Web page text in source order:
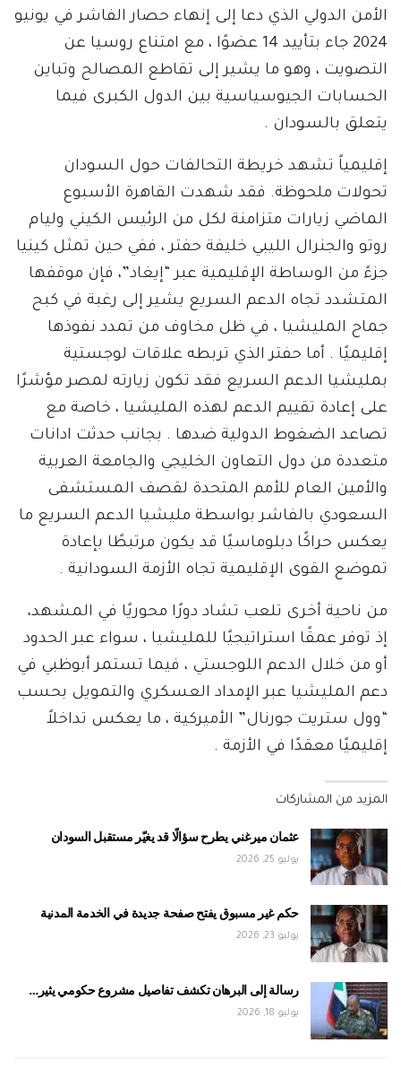
الأمن الدولي الذي دعا إلى إنهاء حصار الفاشر في يونيو
2024 جاء بتأييد 14 عضوًا ، مع امتناع روسيا عن
التصويت ، وهو ما يشير إلى تقاطع المصالح وتباين
الحسابات الجيوسياسية بين الدول الكبرى فيما
يتعلق بالسودان .
إقليمياً تشهد خريطة التحالفات حول السودان
تحولات ملحوظة. فقد شهدت القاهرة الأسبوع
الماضي زيارات متزامنة لكل من الرئيس الكيني وليام
روتو والجنرال الليبي خليفة حفتر ، ففي حين تمثل كينيا
جزءً من الوساطة الإقليمية عبر “إيغاد”، فإن موقفها
المتشدد تجاه الدعم السريع يشير إلى رغبة في كبح
جماح المليشيا ، في ظل مخاوف من تمدد نفوذها
إقليميًا . أما حفتر الذي تربطه علاقات لوجستية
بمليشيا الدعم السريع فقد تكون زيارته لمصر مؤشرًا
على إعادة تقييم الدعم لهذه المليشيا ، خاصة مع
تصاعد الضغوط الدولية ضدها . بجانب حدثت ادانات
متعددة من دول التعاون الخليجي والجامعة العربية
والأمين العام للأمم المتحدة لقصف المستشفى
السعودي بالفاشر بواسطة مليشيا الدعم السريع ما
يعكس حراكًا دبلوماسيًا قد يكون مرتبطًا بإعادة
تموضع القوى الإقليمية تجاه الأزمة السودانية .
من ناحية أخرى تلعب تشاد دورًا محوريًا في المشهد،
إذ توفر عمقًا استراتيجيًا للمليشيا ، سواء عبر الحدود
أو من خلال الدعم اللوجستي ، فيما تستمر أبوظبي في
دعم المليشيا عبر الإمداد العسكري والتمويل بحسب
“وول ستريت جورنال” الأميركية ، ما يعكس تداخلاً
إقليميًا معقدًا في الأزمة .
المزيد من المشاركات
عثمان ميرغني يطرح سؤالًا قد يغيّر مستقبل السودان
يوليو 25, 2026
حكم غير مسبوق يفتح صفحة جديدة في الخدمة المدنية
يوليو 23, 2026
رسالة إلى البرهان تكشف تفاصيل مشروع حكومي يثير…
يوليو 18, 2026